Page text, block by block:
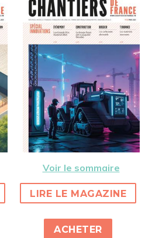
Voir le sommaire
LIRE LE MAGAZINE
ACHETER